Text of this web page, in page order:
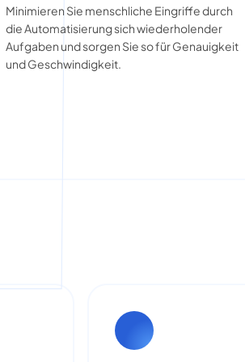
Minimieren Sie menschliche Eingriffe durch
die Automatisierung sich wiederholender
Aufgaben und sorgen Sie so für Genauigkeit
und Geschwindigkeit.